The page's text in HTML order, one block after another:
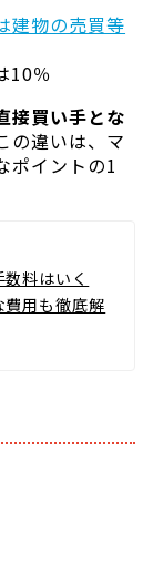
建物の売買等
10％
接買い手とな
の違いは、マ
ポイントの1
料はいく
費用も徹底解